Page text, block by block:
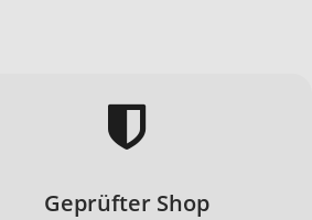
Geprüfter Shop